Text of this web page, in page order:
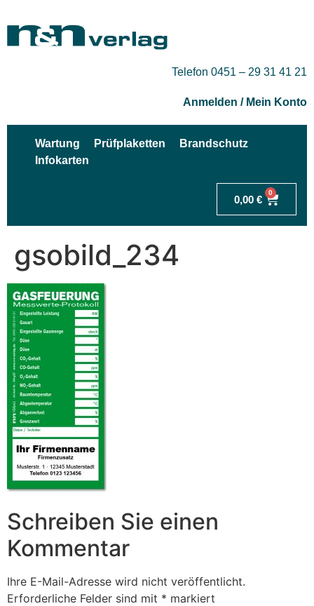
Telefon 0451 – 29 31 41 21
Anmelden / Mein Konto
Wartung Prüfplaketten
Brandschutz
Infokarten
0,00 €
0
gsobild_234
Schreiben Sie einen
Kommentar
Ihre E-Mail-Adresse wird nicht veröffentlicht.
Erforderliche Felder sind mit * markiert